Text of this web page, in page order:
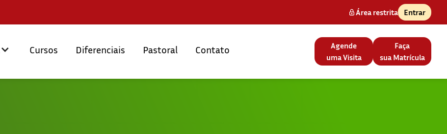
Área restrita Entrar
Cursos Diferenciais Pastoral Contato
Agende
uma Visita
Faça
sua Matrícula